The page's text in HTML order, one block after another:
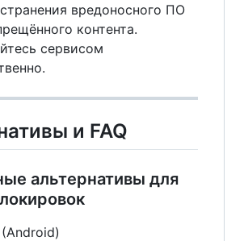
вредоносного ПО
контента.
сервисом
и FAQ
альтернативы для
(Android)